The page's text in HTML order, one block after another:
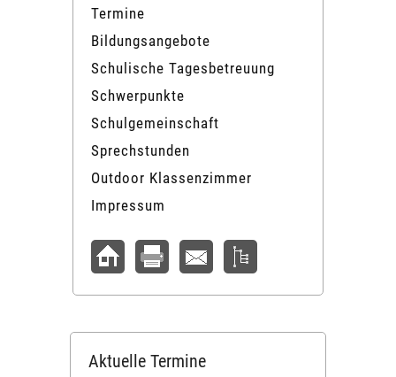
Termine
Bildungsangebote
Schulische Tagesbetreuung
Schwerpunkte
Schulgemeinschaft
Sprechstunden
Outdoor Klassenzimmer
Impressum
Aktuelle Termine